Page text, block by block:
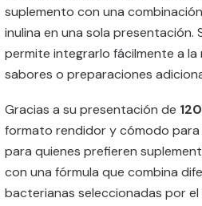
suplemento con una
inulina en una sola presentación.
permite integrarlo fácilmente a la
sabores o preparaciones
Gracias a su presentación de
formato rendidor y cómodo para
para quienes prefieren
con una fórmula que combina
bacterianas seleccionadas por